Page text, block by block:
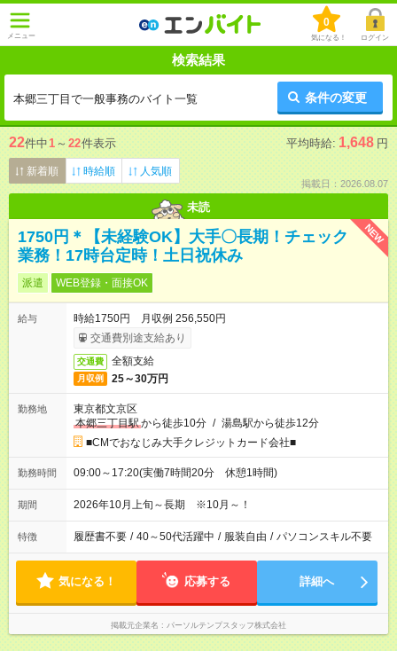
メニュー
0
気になる！ ログイン
検索結果
本郷三丁目で一般事務のバイト一覧 条件の変更
22件中1 ～ 22件表示 平均時給: 1,648 円
新着順 時給順 人気順
掲載日：2026.08.07
未読
NEW
1750円＊【未経験OK】大手〇長期！チェック
業務！17時台定時！土日祝休み
派遣 WEB登録・面接OK
給与
時給1750円 月収例 256,550円
交通費別途支給あり
交通費 全額支給
月収例 25～30万円
勤務地
東京都文京区
本郷三丁目駅から徒歩10分 / 湯島駅から徒歩12分
■CMでおなじみ大手クレジットカード会社■
勤務時間 09:00～17:20(実働7時間20分 休憩1時間)
期間 2026年10月上旬～長期 ※10月～！
特徴 履歴書不要 / 40～50代活躍中 / 服装自由 / パソコンスキル不要
気になる！ 応募する 詳細へ
掲載元企業名 パーソルテンプスタッフ株式会社